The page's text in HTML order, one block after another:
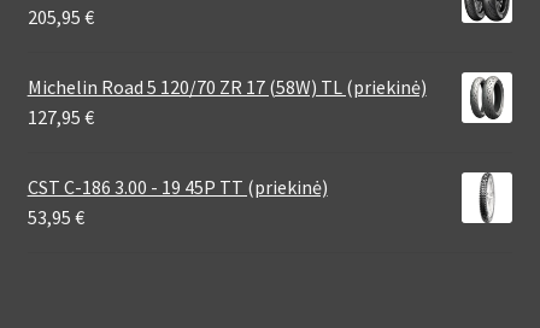
205,95 €
Michelin Road 5 120/70 ZR 17 (58W) TL (priekinė)
127,95 €
CST C-186 3.00 - 19 45P TT (priekinė)
53,95 €